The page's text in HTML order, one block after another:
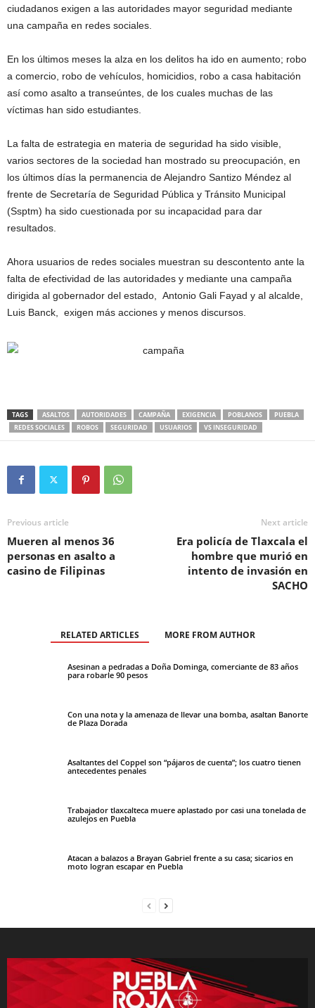
ciudadanos exigen a las autoridades mayor seguridad mediante
una campaña en redes sociales.
En los últimos meses la alza en los delitos ha ido en aumento; robo
a comercio, robo de vehículos, homicidios, robo a casa habitación
así como asalto a transeúntes, de los cuales muchas de las
víctimas han sido estudiantes.
La falta de estrategia en materia de seguridad ha sido visible,
varios sectores de la sociedad han mostrado su preocupación, en
los últimos días la permanencia de Alejandro Santizo Méndez al
frente de Secretaría de Seguridad Pública y Tránsito Municipal
(Ssptm) ha sido cuestionada por su incapacidad para dar
resultados.
Ahora usuarios de redes sociales muestran su descontento ante la
falta de efectividad de las autoridades y mediante una campaña
dirigida al gobernador del estado, Antonio Gali Fayad y al alcalde,
Luis Banck, exigen más acciones y menos discursos.
TAGS ASALTOS AUTORIDADES CAMPAÑA EXIGENCIA POBLANOS
PUEBLA
REDES SOCIALES
ROBOS SEGURIDAD USUARIOS VS INSEGURIDAD
Previous article
Mueren al menos 36
personas en asalto a
casino de Filipinas
Next article
Era policía de Tlaxcala el
hombre que murió en
intento de invasión en
SACHO
RELATED ARTICLES MORE FROM AUTHOR
Asesinan a pedradas a Doña Dominga, comerciante de 83 años
para robarle 90 pesos
Con una nota y la amenaza de llevar una bomba, asaltan Banorte
de Plaza Dorada
Asaltantes del Coppel son “pájaros de cuenta”; los cuatro tienen
antecedentes penales
Trabajador tlaxcalteca muere aplastado por casi una tonelada de
azulejos en Puebla
Atacan a balazos a Brayan Gabriel frente a su casa; sicarios en
moto logran escapar en Puebla